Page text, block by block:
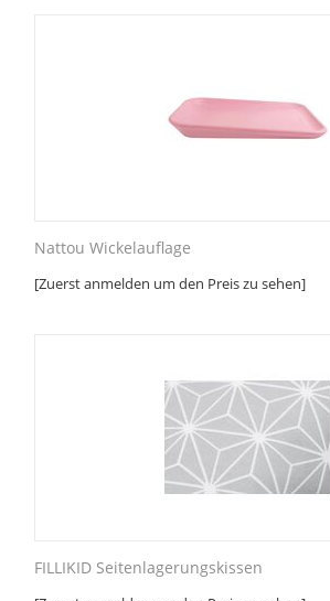
Nattou Wickelauflage
[Zuerst anmelden um den Preis zu sehen]
FILLIKID Seitenlagerungskissen